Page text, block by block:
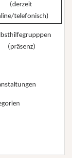
(derzeit
telefonisch)
(präsenz)